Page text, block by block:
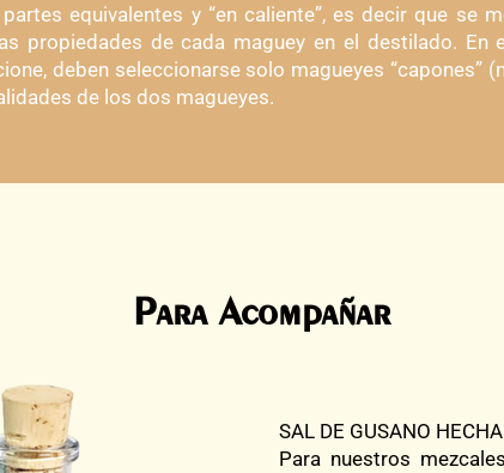
equivalentes y “en caliente”, es decir que se
propiedades de cada maguey en el destilado.
deben seleccionarse solo magueyes “capones”
de los dos magueyes.
Para Acompañar
SAL DE GUSANO
Para nuestros